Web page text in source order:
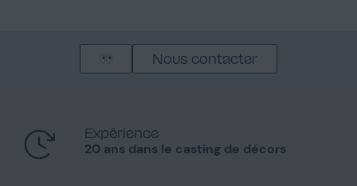
Nous contacter
Expérience
20 ans dans le casting de décors